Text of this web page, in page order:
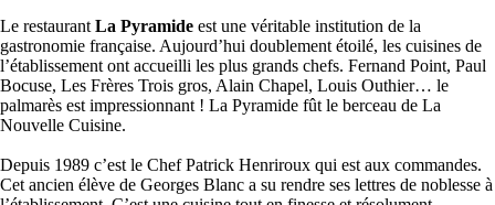
Le restaurant La Pyramide est une véritable institution de la
gastronomie française. Aujourd’hui doublement étoilé, les cuisines de
l’établissement ont accueilli les plus grands chefs. Fernand Point, Paul
Bocuse, Les Frères Trois gros, Alain Chapel, Louis Outhier… le
palmarès est impressionnant ! La Pyramide fût le berceau de La
Nouvelle Cuisine.
Depuis 1989 c’est le Chef Patrick Henriroux qui est aux commandes.
Cet ancien élève de Georges Blanc a su rendre ses lettres de noblesse à